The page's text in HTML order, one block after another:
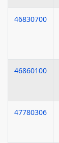
46830700
46860100
47780306